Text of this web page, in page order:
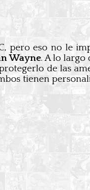
pero eso no le
Wayne. A lo largo
de las
tienen